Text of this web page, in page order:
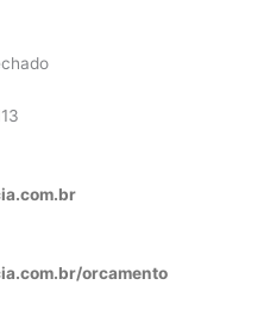
orcamento